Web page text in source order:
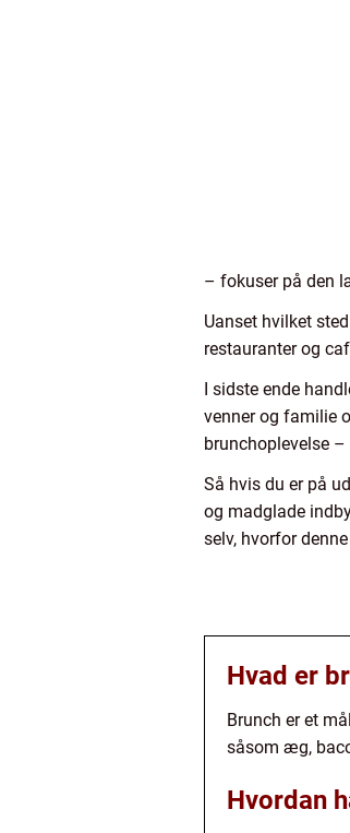
– fokuser på den
Uanset hvilket
restauranter og
I sidste ende
venner og familie
brunchoplevelse
Så hvis du er på
og madglade
selv, hvorfor
Hvad er
Brunch er et
såsom æg,
Hvordan